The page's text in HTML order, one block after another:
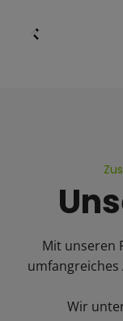
Mit unseren
Wir